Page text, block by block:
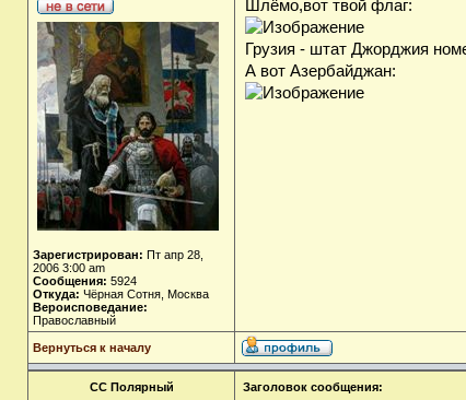
Зарегистрирован: Пт апр 28,
2006 3:00 am
Сообщения: 5924
Откуда: Чёрная Сотня, Москва
Вероисповедание:
Православный
Шлёмо,вот твой флаг:
Грузия - штат Джорджия
А вот Азербайджан:
Вернуться к началу
СС Полярный Заголовок сообщения: